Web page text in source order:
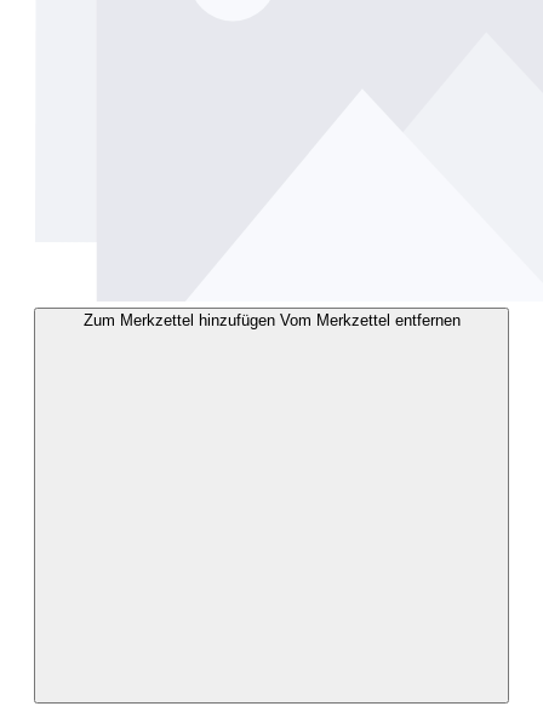
Zum Merkzettel hinzufügen Vom Merkzettel entfernen